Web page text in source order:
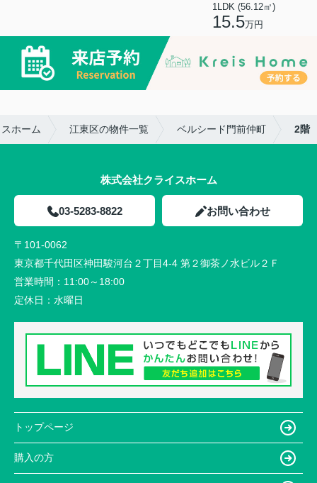
1LDK (56.12㎡)
15.5万円
ホーム 江東区の物件一覧 ベルシード門前仲町 2階
株式会社クライスホーム
03-5283-8822 お問い合わせ
〒101-0062
東京都千代田区神田駿河台２丁目4-4 第２御茶ノ水ビル２Ｆ
営業時間： 11:00～18:00
定休日： 水曜日
トップページ
購入の方